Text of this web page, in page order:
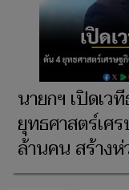
นายกฯ เปิดเว
ยุทธศาสตร์เศ
ล้านคน สร้าง